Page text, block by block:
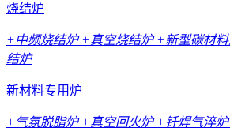
烧结炉
+中频烧结炉+真空烧结炉+新型碳材
结炉
新材料专用炉
+气氛脱脂炉+真空回火炉+钎焊气淬炉